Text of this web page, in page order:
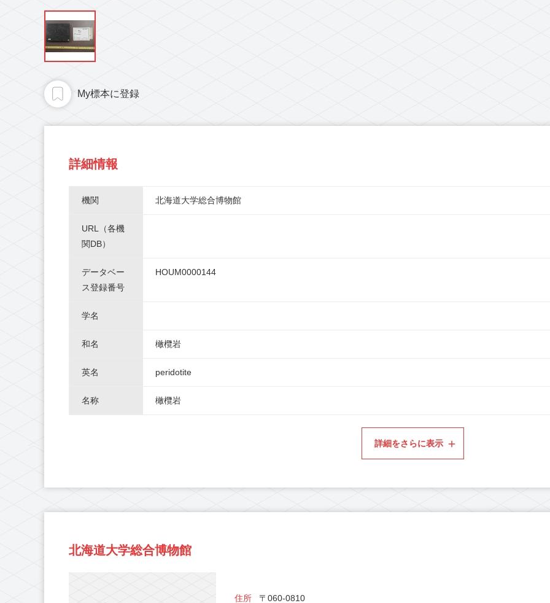
My標本に登録
詳細情報
機関 北海道大学総合博物館
URL（各機
関DB）
データベー
ス登録番号
HOUM0000144
学名
和名 橄欖岩
英名 peridotite
名称 橄欖岩
詳細をさらに表示
北海道大学総合博物館
住所 〒060-0810